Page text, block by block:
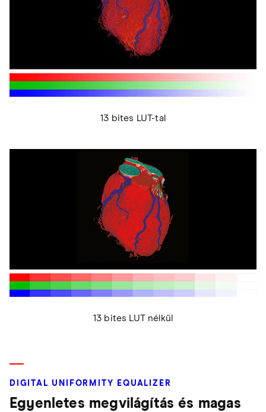
13 bites LUT-tal
13 bites LUT nélkül
DIGITAL UNIFORMITY EQUALIZER
Egyenletes megvilágítás és magas